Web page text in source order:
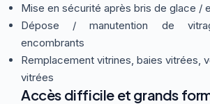
Mise en sécurité après bris de glace /
Dépose / manutention de
encombrants
Remplacement vitrines, baies vitrées,
vitrées
Accès difficile et grands